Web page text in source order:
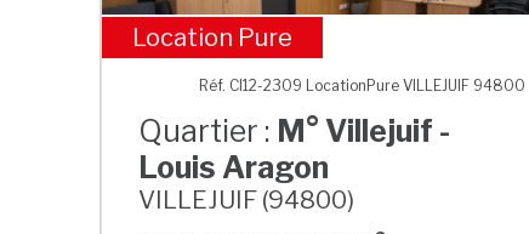
M° Villejuif - Louis Aragon
Location Pure
Réf. CI12-2309 LocationPure VILLEJUIF 94800
Quartier : M° Villejuif -
Louis Aragon
VILLEJUIF (94800)